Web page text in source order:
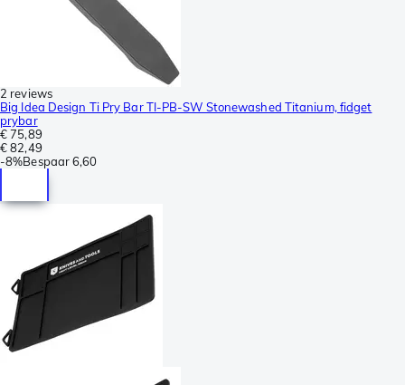
2 reviews
Big Idea Design Ti Pry Bar TI-PB-SW Stonewashed Titanium, fidget
prybar
€ 75,89
€ 82,49
-8%Bespaar6,60